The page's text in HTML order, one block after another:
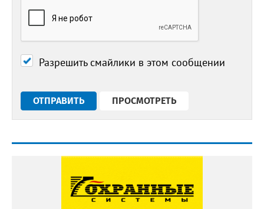
Разрешить смайлики в этом сообщении